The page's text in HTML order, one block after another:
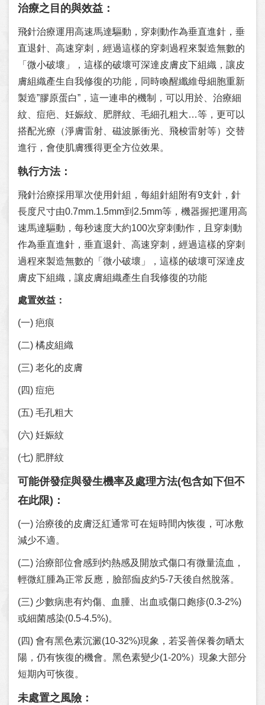
治療之目的與效益：
飛針治療運用高速馬達驅動，穿刺動作為垂直進針，垂
直退針、高速穿刺，經過這樣的穿刺過程來製造無數的
「微小破壞」，這樣的破壞可深達皮膚皮下組織，讓皮
膚組織產生自我修復的功能，同時喚醒纖維母細胞重新
製造”膠原蛋白”，這一連串的機制，可以用於、治療細
紋、痘疤、妊娠紋、肥胖紋、毛細孔粗大…等，更可以
搭配光療（淨膚雷射、磁波脈衝光、飛梭雷射等）交替
進行，會使肌膚獲得更全方位效果。
執行方法：
飛針治療採用單次使用針組，每組針組附有9支針，針
長度尺寸由0.7mm.1.5mm到2.5mm等，機器握把運用高
速馬達驅動，每秒速度大約100次穿刺動作，且穿刺動
作為垂直進針，垂直退針、高速穿刺，經過這樣的穿刺
過程來製造無數的「微小破壞」，這樣的破壞可深達皮
膚皮下組織，讓皮膚組織產生自我修復的功能
處置效益：
(一) 疤痕
(二) 橘皮組織
(三) 老化的皮膚
(四) 痘疤
(五) 毛孔粗大
(六) 妊娠紋
(七) 肥胖紋
可能併發症與發生機率及處理方法(包含如下但不
在此限) ：
(一) 治療後的皮膚泛紅通常可在短時間內恢復，可冰敷
減少不適。
(二) 治療部位會感到灼熱感及開放式傷口有微量流血，
輕微紅腫為正常反應，臉部痂皮約5-7天後自然脫落。
(三) 少數病患有灼傷、血腫、出血或傷口皰疹(0.3-2%)
或細菌感染(0.5-4.5%)。
(四) 會有黑色素沉澱(10-32%)現象，若妥善保養勿晒太
陽，仍有恢復的機會。黑色素變少(1-20%）現象大部分
短期內可恢復。
未處置之風險：